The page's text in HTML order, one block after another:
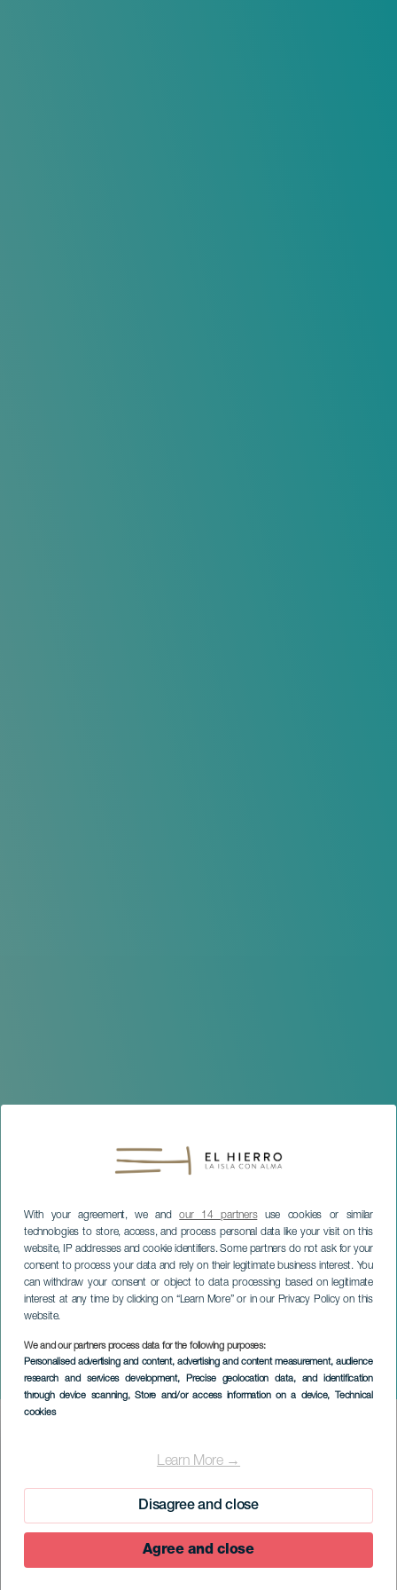
With your agreement, we andour 14 partnersuse cookies or similar
technologies to store, access, and process personal data like your visit on this
website, IP addresses and cookie identifiers. Some partners do not ask for your
consent to process your data and rely on their legitimate business interest. You
can withdraw your consent or object to data processing based on legitimate
interest at any time by clicking on “Learn More” or in our Privacy Policy on this
website.
We and our partners process data for the following purposes:
Personalised advertising and content, advertising and content measurement, audience
research and services development, Precise geolocation data, and identification
through device scanning, Store and/or access information on a device, Technical
cookies
Learn More →
Disagree and close
Agree and close
Driekoningenparade in El
Pinar